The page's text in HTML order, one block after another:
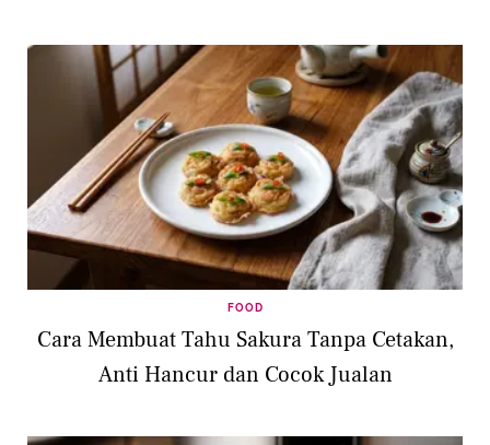
FOOD
Cara Membuat Tahu Sakura Tanpa Cetakan,
Anti Hancur dan Cocok Jualan